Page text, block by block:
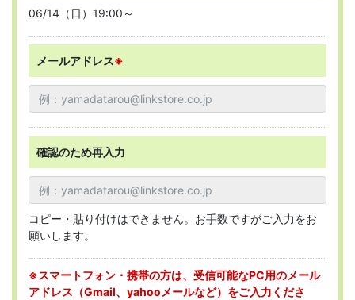
06/14（日）19:00～
メールアドレス※
確認のため再入力
コピー・貼り付けはできません。お手数ですがご入力をお
願いします。
※スマートフォン・携帯の方は、受信可能なPC用のメール
アドレス（Gmail、yahooメールなど）をご入力くださ